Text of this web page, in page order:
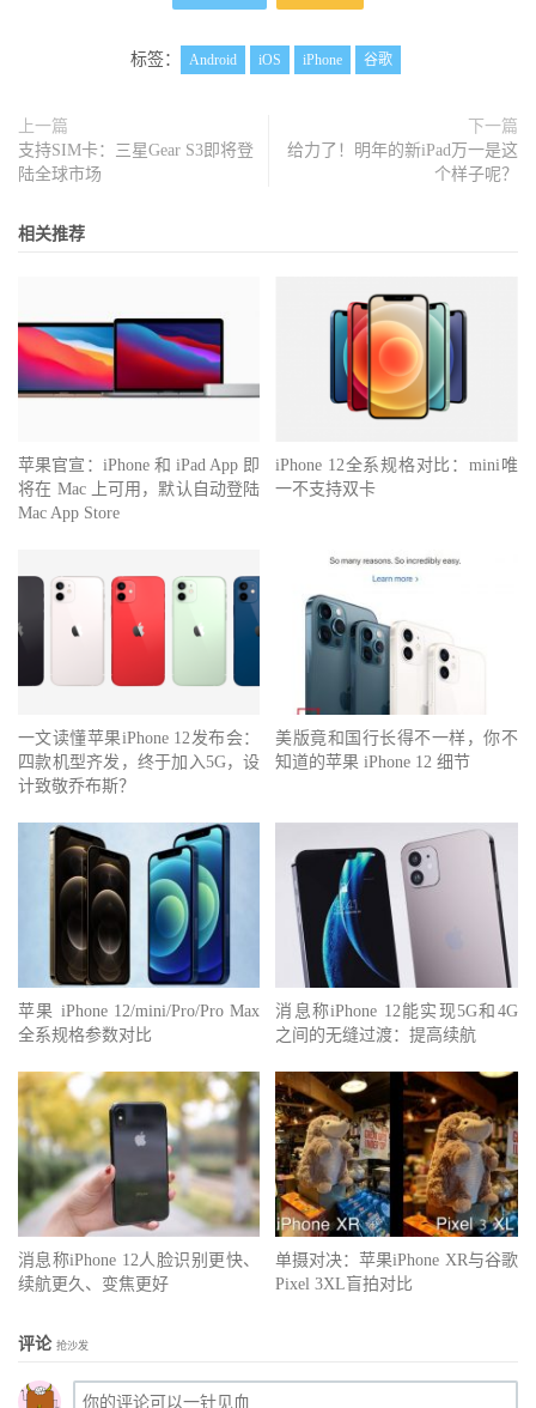
标签： Android iOS iPhone 谷歌
上一篇
支持SIM卡：三星Gear S3即将登
陆全球市场
下一篇
给力了！明年的新iPad万一是这
个样子呢？
相关推荐
苹果官宣：iPhone 和 iPad App 即
将在 Mac 上可用，默认自动登陆
Mac App Store
iPhone 12全系规格对比：mini唯
一不支持双卡
一文读懂苹果iPhone 12发布会：
四款机型齐发，终于加入5G，设
计致敬乔布斯？
美版竟和国行长得不一样，你不
知道的苹果 iPhone 12 细节
苹果 iPhone 12/mini/Pro/Pro Max
全系规格参数对比
消息称iPhone 12能实现5G和4G
之间的无缝过渡：提高续航
消息称iPhone 12人脸识别更快、
续航更久、变焦更好
单摄对决：苹果iPhone XR与谷歌
Pixel 3XL盲拍对比
评论 抢沙发